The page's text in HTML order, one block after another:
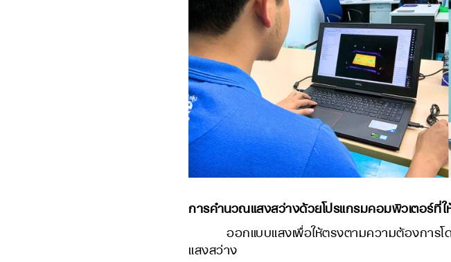
การคำนวณแสงสว่างด้วยโปรแกรมคอมพิวเตอร์
ออกแบบแสงเพื่อให้ตรงตามความต้องการโ
แสงสว่าง